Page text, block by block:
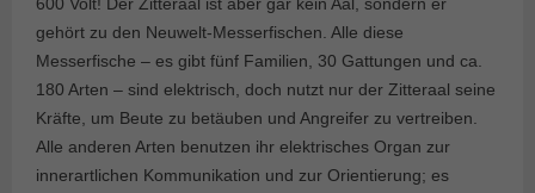
gehört zu den Neuwelt-Messerfischen. Alle diese
Messerfische – es gibt fünf Familien, 30 Gattungen und ca.
180 Arten – sind elektrisch, doch nutzt nur der Zitteraal seine
Kräfte, um Beute zu betäuben und Angreifer zu vertreiben.
Alle anderen Arten benutzen ihr elektrisches Organ zur
innerartlichen Kommunikation und zur Orientierung; es